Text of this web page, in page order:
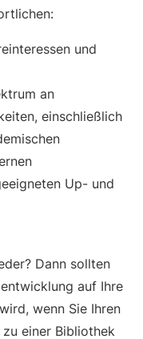
und
an
einschließlich
Up- und
Dann sollten
auf Ihre
wenn Sie Ihren
einer Bibliothek